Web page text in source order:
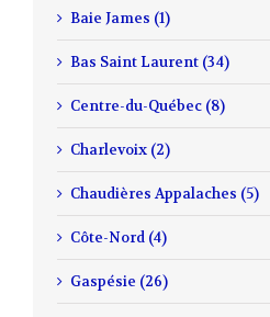
Baie James (1)
Bas Saint Laurent (34)
Centre-du-Québec (8)
Charlevoix (2)
Chaudières Appalaches (5)
Côte-Nord (4)
Gaspésie (26)